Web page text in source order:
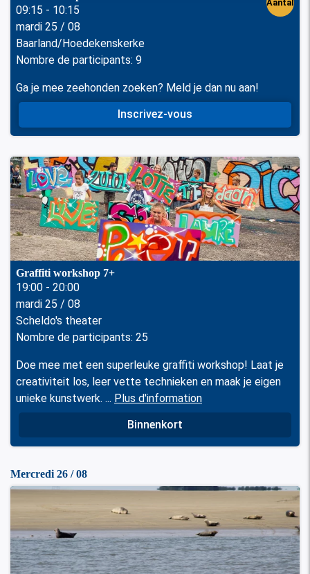
09:15 - 10:15
mardi 25 / 08
Baarland/Hoedekenskerke
Nombre de participants: 9
Aantal
Ga je mee zeehonden zoeken? Meld je dan nu aan!
Inscrivez-vous
Graffiti workshop 7+
19:00 - 20:00
mardi 25 / 08
Scheldo's theater
Nombre de participants: 25
Doe mee met een superleuke graffiti workshop! Laat je
creativiteit los, leer vette technieken en maak je eigen
unieke kunstwerk. ... Plus d'information
Binnenkort
Mercredi 26 / 08